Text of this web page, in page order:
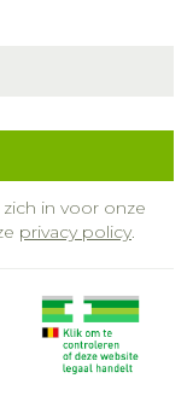
in voor onze
privacy policy.